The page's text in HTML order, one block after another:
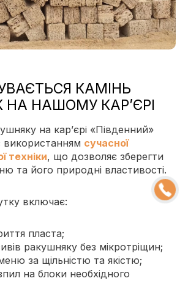
КАМІНЬ
НА НАШОМУ КАР’ЄРІ
на кар’єрі «Південний»
використанням сучасної
техніки, що дозволяє зберегти
та його природні властивості.
включає:
пласта;
ракушняку без мікротріщин;
за щільністю та якістю;
на блоки необхідного